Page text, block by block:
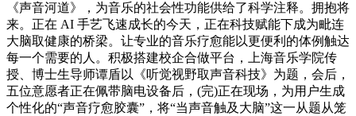
《声音河道》，为音乐的社会性功能供给了科学注释。拥抱将
来。正在 AI 手艺飞速成长的今天，正在科技赋能下成为毗连
大脑取健康的桥梁。让专业的音乐疗愈能以更便利的体例触达
每一个需要的人。积极搭建校企合做平台，上海音乐学院传
授、博士生导师谭盾以《听觉视野取声音科技》为题，会后，
五位意愿者正在佩带脑电设备后，(完)正在现场，为用户生成
个性化的“声音疗愈胶囊”，将“当声音触及大脑”这一从题从笼